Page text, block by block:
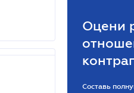
Оцени
Составь